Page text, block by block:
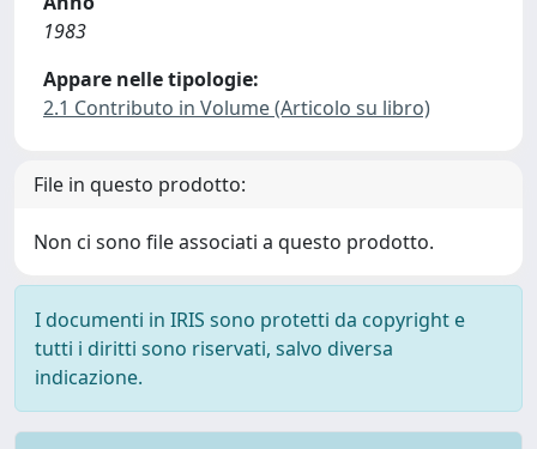
1983
Appare nelle tipologie:
2.1 Contributo in Volume (Articolo su libro)
File in questo prodotto:
Non ci sono file associati a questo prodotto.
I documenti in IRIS sono protetti da copyright e
tutti i diritti sono riservati, salvo diversa
indicazione.